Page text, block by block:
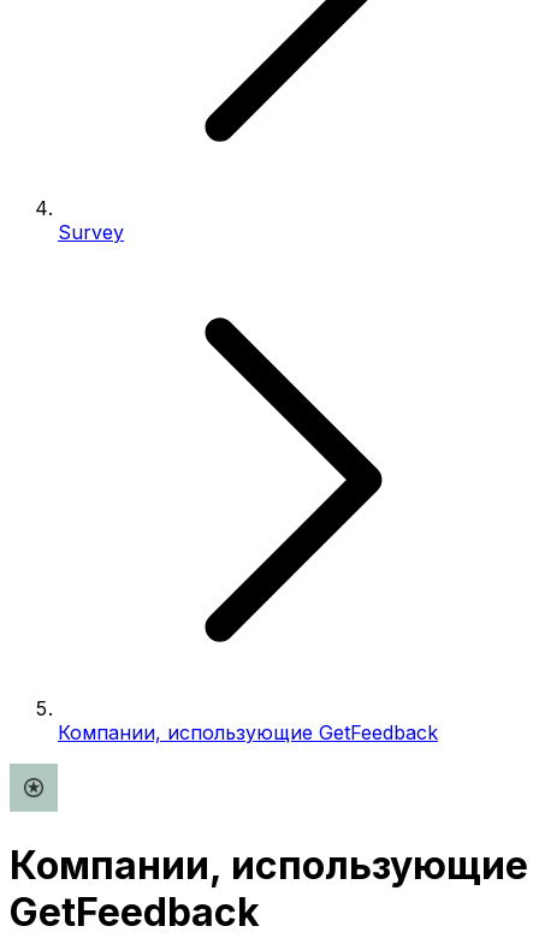
Survey
Компании, использующие GetFeedback
Компании, использующие
GetFeedback